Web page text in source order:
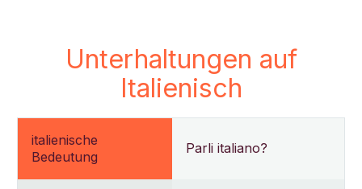
Unterhaltungen auf
Italienisch
italienische
Bedeutung
Parli italiano?